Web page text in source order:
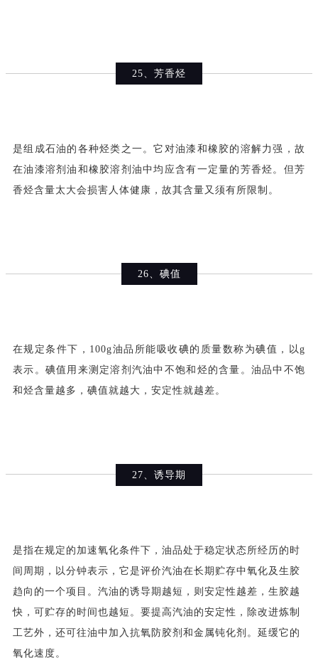
25、芳香烃
是组成石油的各种烃类之一。它对油漆和橡胶的溶解力强，故
在油漆溶剂油和橡胶溶剂油中均应含有一定量的芳香烃。但芳
香烃含量太大会损害人体健康，故其含量又须有所限制。
26、碘值
在规定条件下，100g油品所能吸收碘的质量数称为碘值，以g
表示。碘值用来测定溶剂汽油中不饱和烃的含量。油品中不饱
和烃含量越多，碘值就越大，安定性就越差。
27、诱导期
是指在规定的加速氧化条件下，油品处于稳定状态所经历的时
间周期，以分钟表示，它是评价汽油在长期贮存中氧化及生胶
趋向的一个项目。汽油的诱导期越短，则安定性越差，生胶越
快，可贮存的时间也越短。要提高汽油的安定性，除改进炼制
工艺外，还可往油中加入抗氧防胶剂和金属钝化剂。延缓它的
氧化速度。